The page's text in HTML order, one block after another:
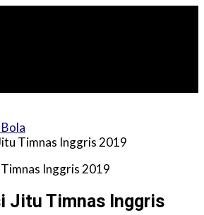
Timnas Inggris 2019
Jitu Timnas Inggris